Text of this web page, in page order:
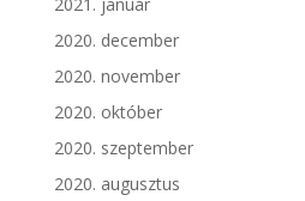
2020. december
2020. november
2020. október
2020. szeptember
2020. augusztus